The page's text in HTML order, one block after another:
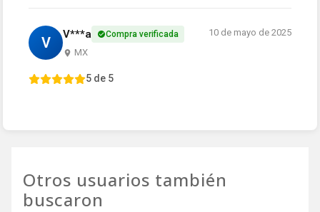
V V***a Compra verificada
MX
10 de mayo de 2025
5 de 5
Otros usuarios también
buscaron